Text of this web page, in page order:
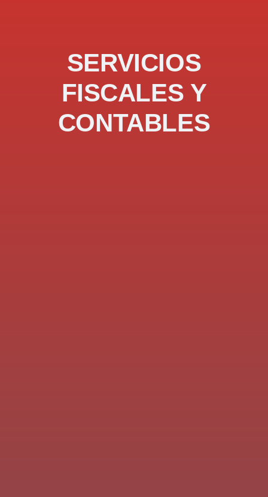
SERVICIOS
FISCALES Y
CONTABLES